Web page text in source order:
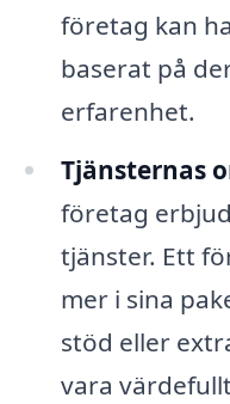
företag kan
baserat på
erfarenhet.
Tjänsternas
företag
tjänster. Ett
mer i sina
stöd eller
vara